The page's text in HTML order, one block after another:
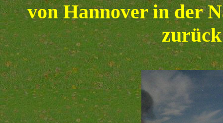
von Hannover in der